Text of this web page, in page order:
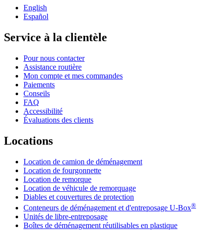
English
Español
Service à la clientèle
Pour nous contacter
Assistance routière
Mon compte et mes commandes
Paiements
Conseils
FAQ
Accessibilité
Évaluations des clients
Locations
Location de camion de déménagement
Location de fourgonnette
Location de remorque
Location de véhicule de remorquage
Diables et couvertures de protection
Conteneurs de déménagement et d'entreposage U-Box®
Unités de libre-entreposage
Boîtes de déménagement réutilisables en plastique